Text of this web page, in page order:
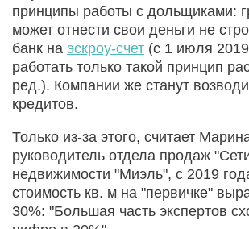
принципы работы с дольщиками:
может отнести свои деньги не
банк на эскроу-счет (с 1 июля
работать только такой принцип
ред.). Компании же станут
кредитов.
Только из-за этого, считает
руководитель отдела продаж
недвижимости "Миэль", с 2019
стоимость кв. м на "первичке"
30%: "Большая часть экспертов